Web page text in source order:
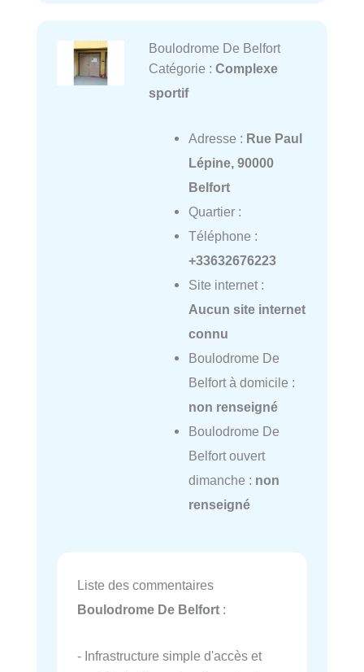
Boulodrome De Belfort
Catégorie : Complexe
sportif
Adresse : Rue Paul
Lépine, 90000
Belfort
Quartier :
Téléphone :
+33632676223
Site internet :
Aucun site internet
connu
Boulodrome De
Belfort à domicile :
non renseigné
Boulodrome De
Belfort ouvert
dimanche : non
renseigné
Liste des commentaires
Boulodrome De Belfort :
- Infrastructure simple d'accès et